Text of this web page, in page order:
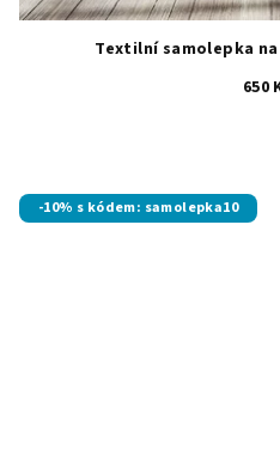
Textilní samolepka
650
-10% s kódem: samolepka10